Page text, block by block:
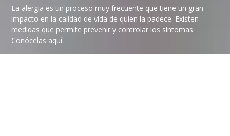
La alergia es un proceso muy frecuente que tiene un gran
impacto en la calidad de vida de quien la padece. Existen
medidas que permite prevenir y controlar los síntomas.
Conócelas aquí.